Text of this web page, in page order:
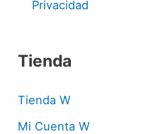
Privacidad
Tienda
Tienda W
Mi Cuenta W